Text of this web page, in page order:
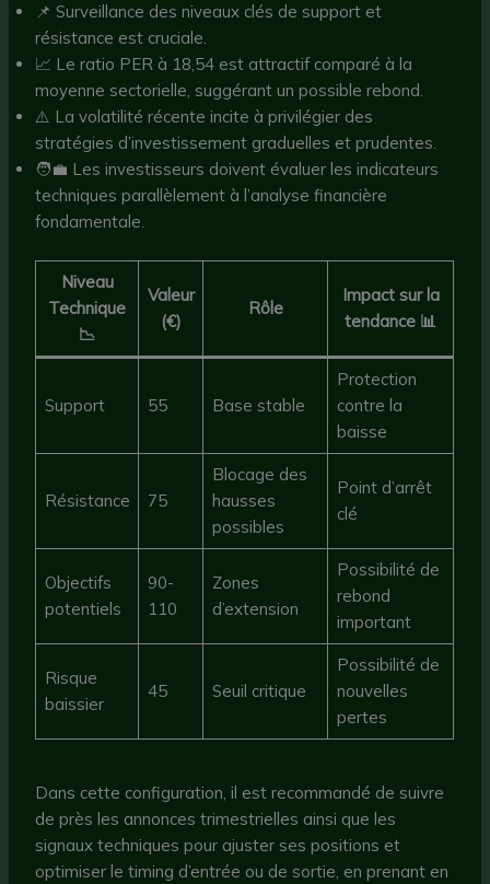
📌 Surveillance des niveaux clés de support et
résistance est cruciale.
📈 Le ratio PER à 18,54 est attractif comparé à la
moyenne sectorielle, suggérant un possible rebond.
⚠️ La volatilité récente incite à privilégier des
stratégies d’investissement graduelles et prudentes.
🧑‍💼 Les investisseurs doivent évaluer les indicateurs
techniques parallèlement à l’analyse financière
fondamentale.
Niveau
Technique
📉
Valeur
(€)
Rôle
Impact sur la
tendance 📊
Support 55 Base stable
Protection
contre la
baisse
Résistance 75
Blocage des
hausses
possibles
Point d’arrêt
clé
Objectifs
potentiels
90-
110
Zones
d’extension
Possibilité de
rebond
important
Risque
baissier
45 Seuil critique
Possibilité de
nouvelles
pertes
Dans cette configuration, il est recommandé de suivre
de près les annonces trimestrielles ainsi que les
signaux techniques pour ajuster ses positions et
optimiser le timing d’entrée ou de sortie, en prenant en